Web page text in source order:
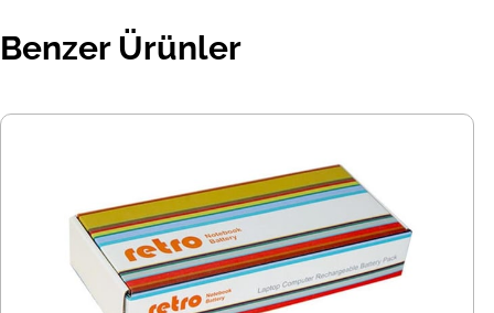
Benzer Ürünler